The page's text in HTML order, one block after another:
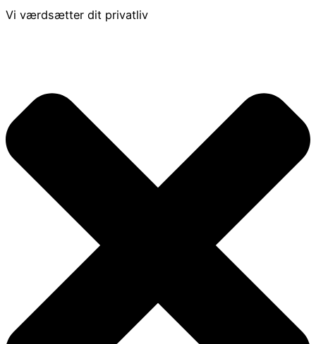
Vi værdsætter dit privatliv